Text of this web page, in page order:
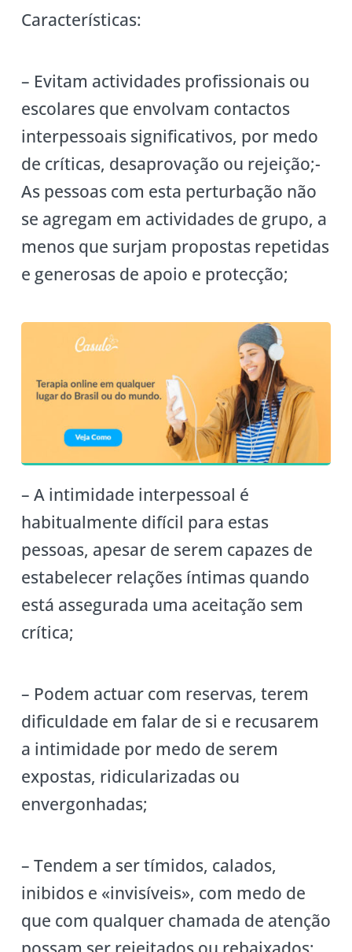
Características:
– Evitam actividades profissionais ou
escolares que envolvam contactos
interpessoais significativos, por medo
de críticas, desaprovação ou rejeição;-
As pessoas com esta perturbação não
se agregam em actividades de grupo, a
menos que surjam propostas repetidas
e generosas de apoio e protecção;
– A intimidade interpessoal é
habitualmente difícil para estas
pessoas, apesar de serem capazes de
estabelecer relações íntimas quando
está assegurada uma aceitação sem
crítica;
– Podem actuar com reservas, terem
dificuldade em falar de si e recusarem
a intimidade por medo de serem
expostas, ridicularizadas ou
envergonhadas;
– Tendem a ser tímidos, calados,
inibidos e «invisíveis», com medo de
que com qualquer chamada de atenção